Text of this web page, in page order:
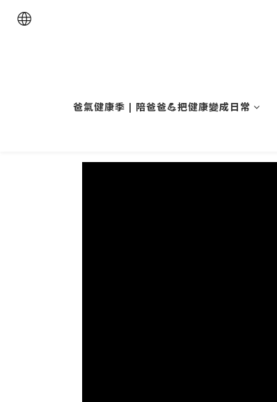
爸氣健康季 | 陪爸爸💪把健康變成日常